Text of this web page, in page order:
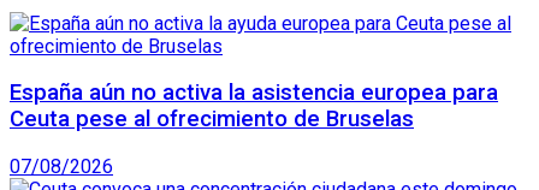
España aún no activa la asistencia europea para
Ceuta pese al ofrecimiento de Bruselas
07/08/2026